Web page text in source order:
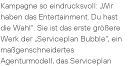
Kampagne so eindrucksvoll: „Wir
haben das Entertainment. Du hast
die Wahl“. Sie ist das erste größere
Werk der „Serviceplan Bubble“, ein
maßgenschneidertes
Agenturmodell, das Serviceplan